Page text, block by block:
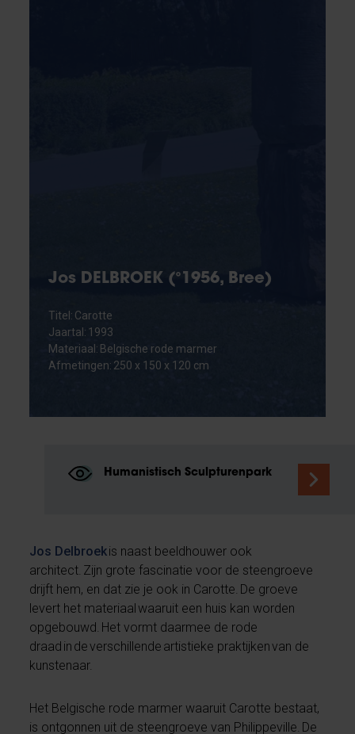
Jos DELBROEK (°1956, Bree)
Titel: Carotte
Jaartal: 1993
Materiaal: Belgische rode marmer
Afmetingen: 250 x 150 x 120 cm
Humanistisch Sculpturenpark
Jos Delbroekis naast beeldhouwer ook
architect. Zijn grote fascinatie voor de steengroeve
drijft hem, en dat zie je ook in Carotte. De groeve
levert het materiaal waaruit een huis kan worden
opgebouwd. Het vormt daarmee de rode
draad in de verschillende artistieke praktijken van de
kunstenaar.
Het Belgische rode marmer waaruit Carotte bestaat,
is ontgonnen uit de steengroeve van Philippeville. De